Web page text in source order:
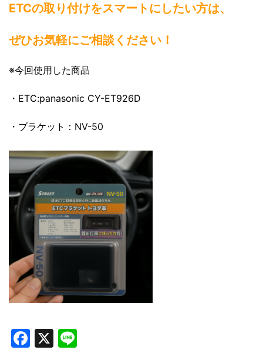
ETCの取り付けをスマートにしたい方は、
ぜひお気軽にご相談ください！
※今回使用した商品
・ETC:panasonic CY-ET926D
・ブラケット：NV-50
Facebook
X